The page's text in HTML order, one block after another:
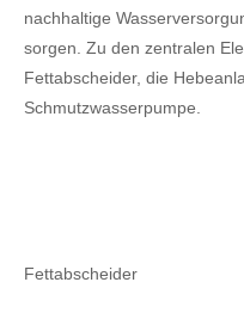
nachhaltige
sorgen. Zu den zentralen
Fettabscheider, die
Schmutzwasserpumpe.
Fettabscheider